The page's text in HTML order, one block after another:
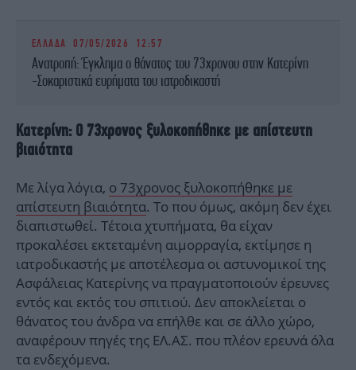
ΕΛΛΑΔΑ 07/05/2026 12:57
Ανατροπή: Έγκλημα ο θάνατος του 73χρονου στην Κατερίνη
-Σοκαριστικά ευρήματα του ιατροδικαστή
Κατερίνη: Ο 73χρονος ξυλοκοπήθηκε με απίστευτη
βιαιότητα
Με λίγα λόγια, ο 73χρονος ξυλοκοπήθηκε με
απίστευτη βιαιότητα. Το που όμως, ακόμη δεν έχει
διαπιστωθεί. Τέτοια χτυπήματα, θα είχαν
προκαλέσει εκτεταμένη αιμορραγία, εκτίμησε η
ιατροδικαστής με αποτέλεσμα οι αστυνομικοί της
Ασφάλειας Κατερίνης να πραγματοποιούν έρευνες
εντός και εκτός του σπιτιού. Δεν αποκλείεται ο
θάνατος του άνδρα να επήλθε και σε άλλο χώρο,
αναφέρουν πηγές της ΕΛ.ΑΣ. που πλέον ερευνά όλα
τα ενδεχόμενα.